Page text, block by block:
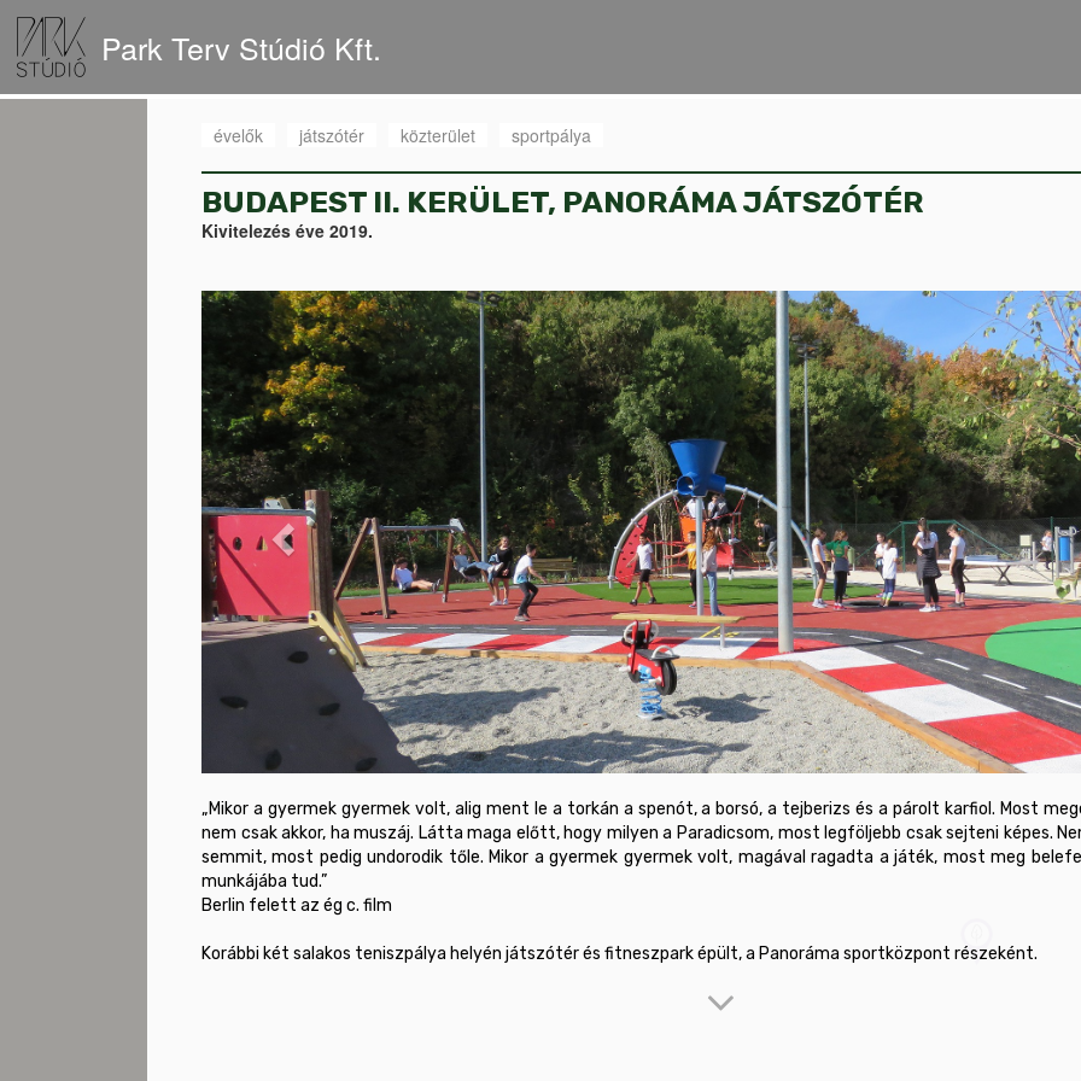
Park Terv Stúdió Kft.
évelők játszótér közterület sportpálya
BUDAPEST II. KERÜLET, PANORÁMA JÁTSZÓTÉR
Kivitelezés éve 2019.
Previous
„Mikor a gyermek gyermek volt, alig ment le a torkán a spenót, a borsó, a tejberizs és a párolt karfiol. Most
nem csak akkor, ha muszáj. Látta maga előtt, hogy milyen a Paradicsom, most legföljebb csak sejteni képes.
semmit, most pedig undorodik tőle. Mikor a gyermek gyermek volt, magával ragadta a játék, most meg
munkájába tud.”
Berlin felett az ég c. film